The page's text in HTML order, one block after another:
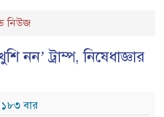
নিউজ
নন’ ট্রাম্প, নিষেধাজ্ঞার
বার